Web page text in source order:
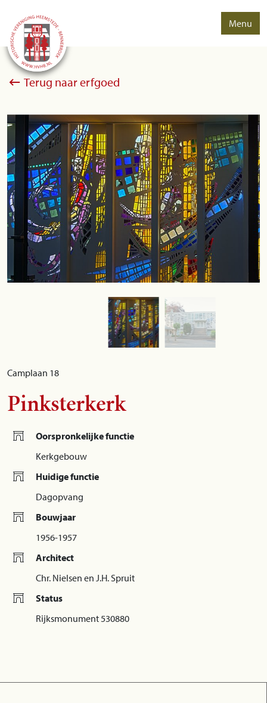
Menu
Terug naar erfgoed
Camplaan 18
Pinksterkerk
Oorspronkelijke functie
Kerkgebouw
Huidige functie
Dagopvang
Bouwjaar
1956-1957
Architect
Chr. Nielsen en J.H. Spruit
Status
Rijksmonument 530880